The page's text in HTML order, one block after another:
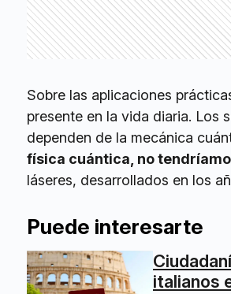
Sobre las aplicaciones
presente en la vida diaria. Los
dependen de la mecánica
física cuántica, no
láseres, desarrollados en los
Puede interesarte
italianos